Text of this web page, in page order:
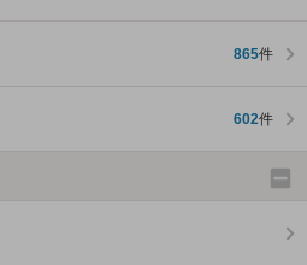
865件
602件